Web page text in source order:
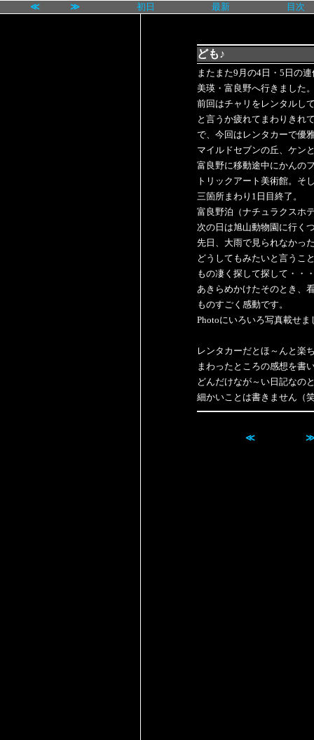
≪ ≫ 初日 最新 目次
ども♪
またまた9月の4日・5日の
美瑛・富良野へ行きました
前回はチャリをレンタルし
と言うか疲れてまわりきれ
で、今回はレンタカーで優
マイルドセブンの丘、ケン
富良野に移動途中にかんの
トリックアート美術館。そ
三箇所まわり1日目終了。
富良野泊（ナチュラクスホ
次の日は旭山動物園に行く
先日、大雨で見られなかっ
どうしてもみたいと言うこ
もの凄く探して探して・・
あきらめかけたそのとき、
ものすごく感動です。
Photoにいろいろ写真載せま
レンタカーだとほ～んと楽
まわったところの感想を書
どんだけなが～い日記なの
細かいことは書きません（
≪